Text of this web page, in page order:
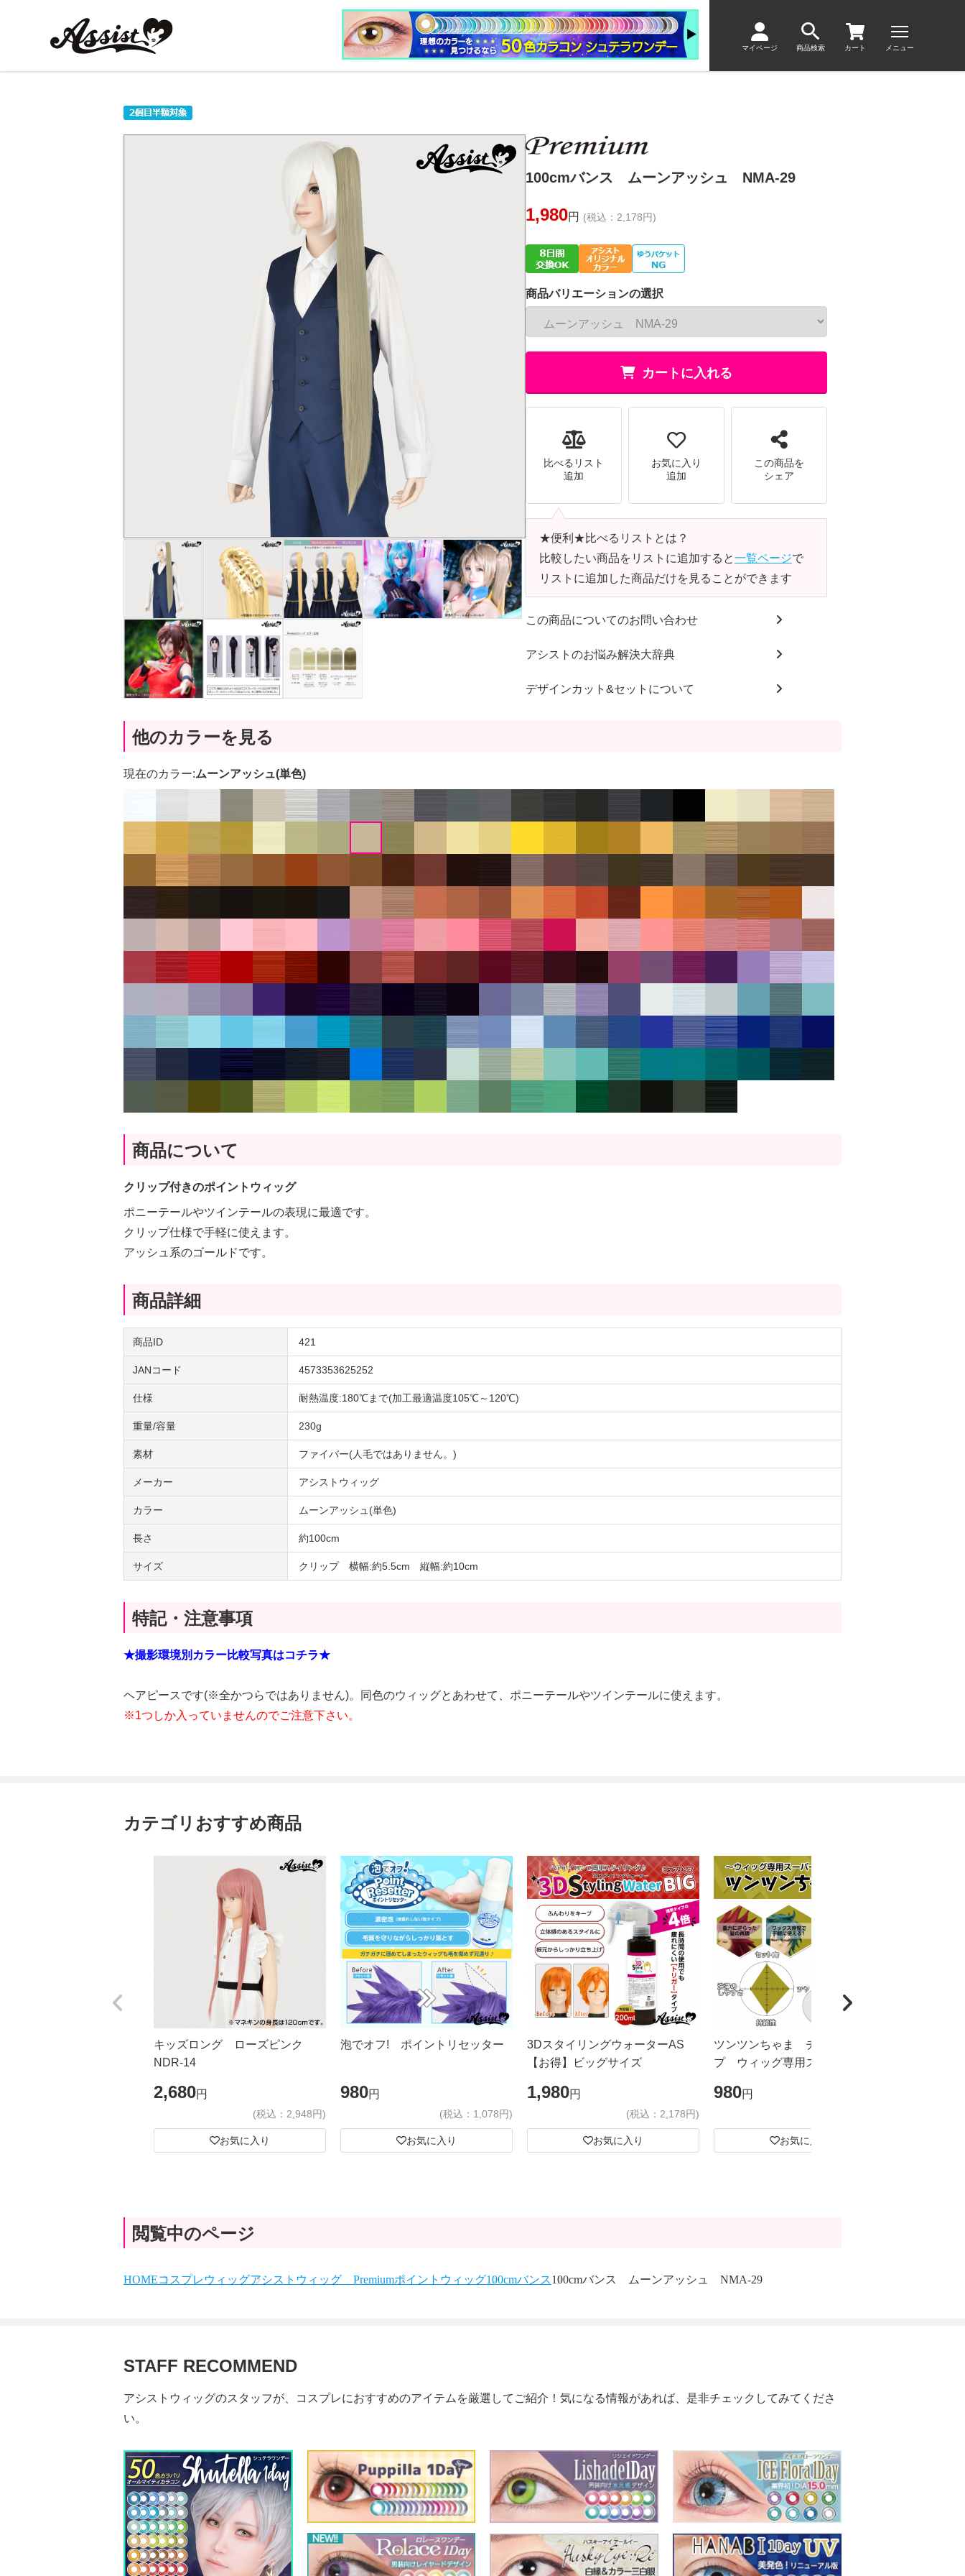
マイページ 商品検索 カート メニュー
100cmバンス ムーンアッシュ NMA-29
1,980円 (税込：2,178円)
商品バリエーションの選択
カートに入れる
比べるリスト
追加
お気に入り
追加
この商品を
シェア
★便利★比べるリストとは？
比較したい商品をリストに追加すると一覧ページで
リストに追加した商品だけを見ることができます
この商品についてのお問い合わせ
アシストのお悩み解決大辞典
デザインカット&セットについて
他のカラーを見る
現在のカラー:ムーンアッシュ(単色)
商品について
クリップ付きのポイントウィッグ
ポニーテールやツインテールの表現に最適です。
クリップ仕様で手軽に使えます。
アッシュ系のゴールドです。
商品詳細
商品ID 421
JANコード 4573353625252
仕様 耐熱温度:180℃まで(加工最適温度105℃～120℃)
重量/容量 230g
素材 ファイバー(人毛ではありません。)
メーカー アシストウィッグ
カラー ムーンアッシュ(単色)
長さ 約100cm
サイズ クリップ 横幅:約5.5cm 縦幅:約10cm
特記・注意事項
★撮影環境別カラー比較写真はコチラ★
ヘアピースです(※全かつらではありません)。同色のウィッグとあわせて、ポニーテールやツインテールに使えます。
※1つしか入っていませんのでご注意下さい。
カテゴリおすすめ商品
キッズロング ローズピンク
NDR-14
2,680円
(税込：2,948円)
お気に入り
泡でオフ! ポイントリセッター
980円
(税込：1,078円)
お気に入り
3DスタイリングウォーターAS
【お得】ビッグサイズ
1,980円
(税込：2,178円)
お気に入り
ツンツンちゃま チューブタイ
プ ウィッグ専用スーパーハード
980円
お気に入り
閲覧中のページ
HOMEコスプレウィッグアシストウィッグ Premiumポイントウィッグ100cmバンス100cmバンス ムーンアッシュ NMA-29
STAFF RECOMMEND
アシストウィッグのスタッフが、コスプレにおすすめのアイテムを厳選してご紹介！気になる情報があれば、是非チェックしてみてくださ
い。